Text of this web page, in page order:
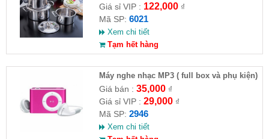
Giá sỉ VIP : 122,000₫
Mã SP: 6021
Xem chi tiết
Tạm hết hàng
Máy nghe nhạc MP3 ( full box và phụ kiện)
Giá bán : 35,000₫
Giá sỉ VIP : 29,000₫
Mã SP: 2946
Xem chi tiết